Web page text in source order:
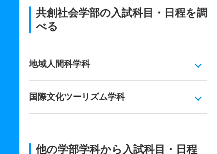
共創社会学部の入試科目・日程を調
べる
地域人間科学科
国際文化ツーリズム学科
他の学部学科から入試科目・日程